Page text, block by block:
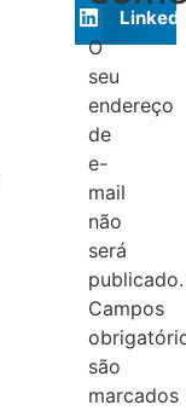
O
seu
endereço
de
e-
mail
não
será
publicado.
Campos
são
marcados